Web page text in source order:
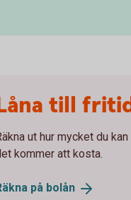
till
ut hur mycket du
kommer att kosta.
på bolån